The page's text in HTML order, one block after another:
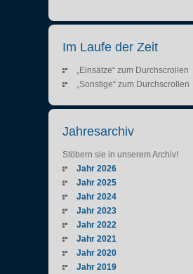
Im Laufe der Zeit
„Einsätze“ zum Durchscrollen
„Sonstige“ zum Durchscrollen
Jahresarchiv
Stöbern sie in unserem Archiv!
Jahr 2026
Jahr 2025
Jahr 2024
Jahr 2023
Jahr 2022
Jahr 2021
Jahr 2020
Jahr 2019